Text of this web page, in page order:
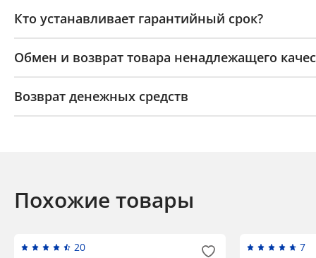
Кто устанавливает гарантийный срок?
Обмен и возврат товара ненадлежащего
Возврат денежных средств
Похожие товары
20 7